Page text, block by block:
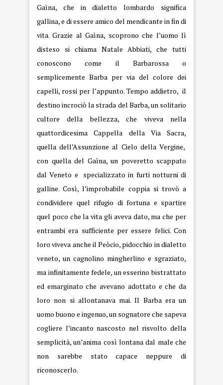
Gaìna, che in dialetto lombardo significa
gallina, e di essere amico del mendicante in fin di
vita. Grazie al Gaìna, scoprono che l’uomo lì
disteso si chiama Natale Abbiati, che tutti
conoscono come il Barbarossa o
semplicemente Barba per via del colore dei
capelli, rossi per l’appunto. Tempo addietro, il
destino incrociò la strada del Barba, un solitario
cultore della bellezza, che viveva nella
quattordicesima Cappella della Via Sacra,
quella dell’Assunzione al Cielo della Vergine,
con quella del Gaìna, un poveretto scappato
dal Veneto e specializzato in furti notturni di
galline. Così, l’improbabile coppia si trovò a
condividere quel rifugio di fortuna e spartire
quel poco che la vita gli aveva dato, ma che per
entrambi era sufficiente per essere felici. Con
loro viveva anche il Peòcio, pidocchio in dialetto
veneto, un cagnolino mingherlino e sgraziato,
ma infinitamente fedele, un esserino bistrattato
ed emarginato che avevano adottato e che da
loro non si allontanava mai. Il Barba era un
uomo buono e ingenuo, un sognatore che sapeva
cogliere l’incanto nascosto nel risvolto della
semplicità, un’anima così lontana dal male che
non sarebbe stato capace neppure di
riconoscerlo.